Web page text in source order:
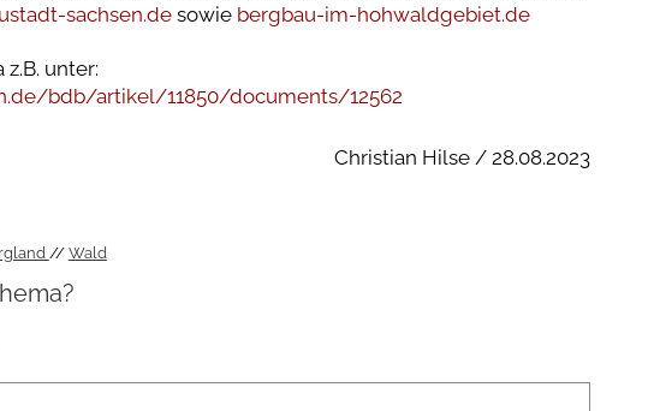
sachsen.desowie bergbau-im-hohwaldgebiet.de
unter:
bdb/artikel/11850/documents/12562
Christian Hilse / 28.08.2023
Wald